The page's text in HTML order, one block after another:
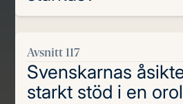
Avsnitt 117
Svenskarnas
starkt stöd i en